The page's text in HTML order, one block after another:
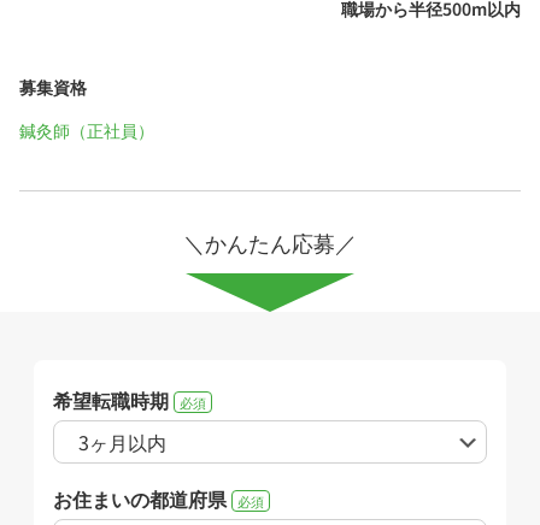
職場から半径500m以内
募集資格
鍼灸師（正社員）
＼かんたん応募／
希望転職時期 必須
お住まいの都道府県 必須